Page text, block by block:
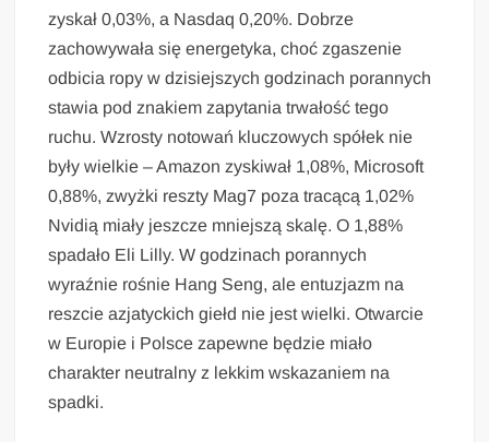
zyskał 0,03%, a Nasdaq 0,20%. Dobrze
zachowywała się energetyka, choć zgaszenie
odbicia ropy w dzisiejszych godzinach porannych
stawia pod znakiem zapytania trwałość tego
ruchu. Wzrosty notowań kluczowych spółek nie
były wielkie – Amazon zyskiwał 1,08%, Microsoft
0,88%, zwyżki reszty Mag7 poza tracącą 1,02%
Nvidią miały jeszcze mniejszą skalę. O 1,88%
spadało Eli Lilly. W godzinach porannych
wyraźnie rośnie Hang Seng, ale entuzjazm na
reszcie azjatyckich giełd nie jest wielki. Otwarcie
w Europie i Polsce zapewne będzie miało
charakter neutralny z lekkim wskazaniem na
spadki.